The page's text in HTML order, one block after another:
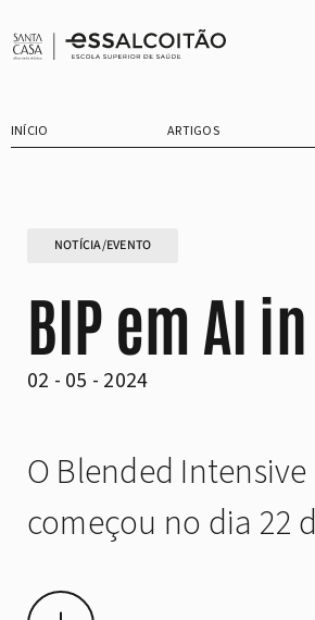
para
INÍCIO ARTIGOS
NOTÍCIA/EVENTO
BIP em AI
02 - 05 - 2024
O Blended
começou no dia 22